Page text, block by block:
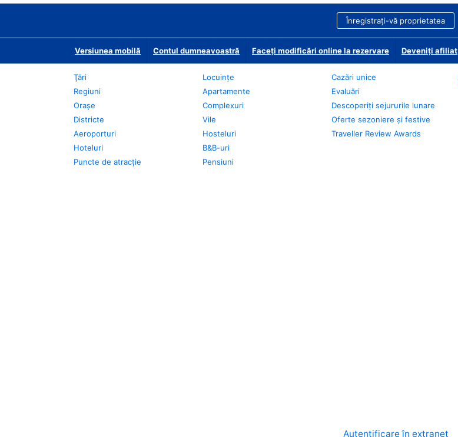
Înregistrați-vă proprietatea
Versiunea mobilă Contul dumneavoastră Faceți modificări online la rezervare Deveniţi afiliat
Ţări
Regiuni
Oraşe
Districte
Aeroporturi
Hoteluri
Puncte de atracţie
Locuințe
Apartamente
Complexuri
Vile
Hosteluri
B&B-uri
Pensiuni
Cazări unice
Evaluări
Descoperiți sejururile lunare
Oferte sezoniere și festive
Traveller Review Awards
Autentificare în extranet